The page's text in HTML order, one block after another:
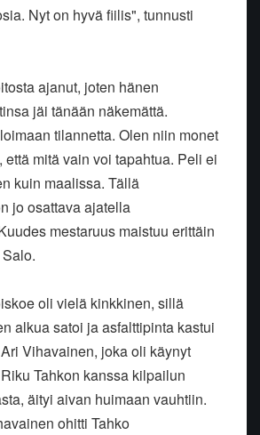
Nyt on hyvä fiilis", tunnusti
ajanut, joten hänen
jäi tänään näkemättä.
tilannetta. Olen niin monet
että mitä vain voi tapahtua. Peli ei
kuin maalissa. Tällä
jo osattava ajatella
mestaruus maistuu erittäin
oli vielä kinkkinen, sillä
alkua satoi ja asfalttipinta kastui
Vihavainen, joka oli käynyt
Tahkon kanssa kilpailun
äityi aivan huimaan vauhtiin.
ohitti Tahko